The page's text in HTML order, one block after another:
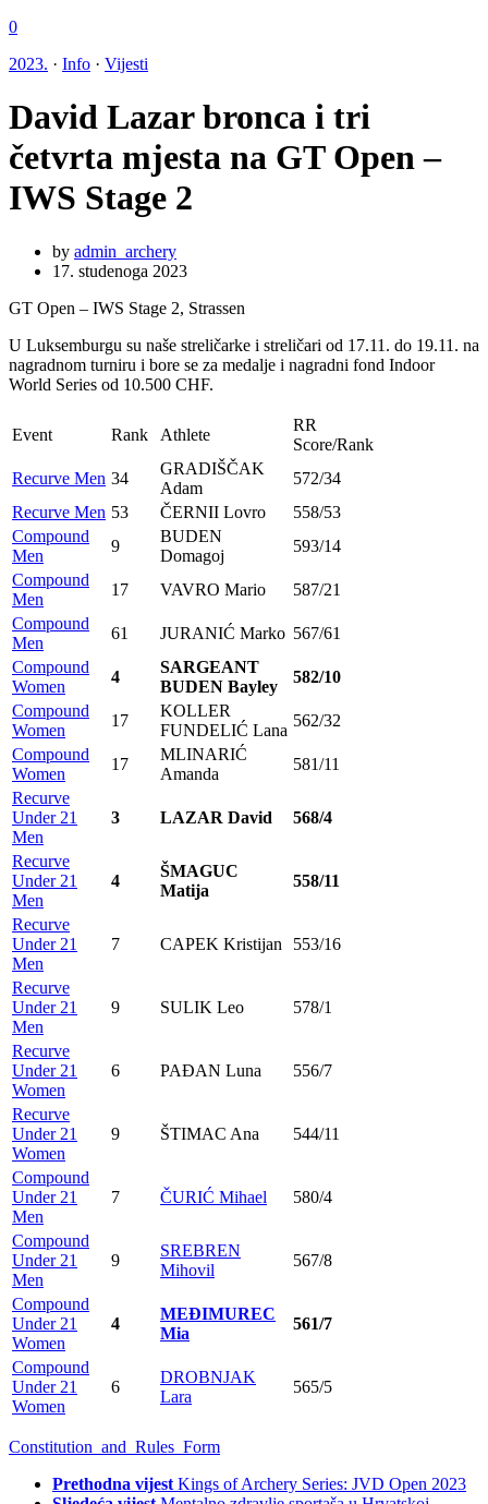
0
2023. · Info · Vijesti
David Lazar bronca i tri
četvrta mjesta na GT Open –
IWS Stage 2
by admin_archery
17. studenoga 2023
GT Open – IWS Stage 2, Strassen
U Luksemburgu su naše streličarke i streličari od 17.11. do 19.11. na
nagradnom turniru i bore se za medalje i nagradni fond Indoor
World Series od 10.500 CHF.
Event Rank Athlete
RR
Score/Rank
Recurve Men 34
GRADIŠČAK
Adam
572/34
Recurve Men 53 ČERNII Lovro
558/53
Compound
Men
9
BUDEN
Domagoj
593/14
Compound
Men
17 VAVRO Mario
587/21
Compound
Men
61 JURANIĆ Marko 567/61
Compound
Women
4
SARGEANT
BUDEN Bayley
582/10
Compound
Women
17
KOLLER
FUNDELIĆ Lana
562/32
Compound
Women
17
MLINARIĆ
Amanda
581/11
Recurve
Under 21
Men
3 LAZAR David 568/4
Recurve
Under 21
Men
4
ŠMAGUC
Matija
558/11
Recurve
Under 21
Men
7 CAPEK Kristijan 553/16
Recurve
Under 21
Men
9 SULIK Leo 578/1
Recurve
Under 21
Women
6 PAĐAN Luna 556/7
Recurve
Under 21
Women
9 ŠTIMAC Ana 544/11
Compound
Under 21
Men
7 ČURIĆ Mihael 580/4
Compound
Under 21
Men
9
SREBREN
Mihovil
567/8
Compound
Under 21
Women
4
MEĐIMUREC
Mia
561/7
Compound
Under 21
Women
6
DROBNJAK
Lara
565/5
Constitution_and_Rules_Form
Prethodna vijest Kings of Archery Series: JVD Open 2023